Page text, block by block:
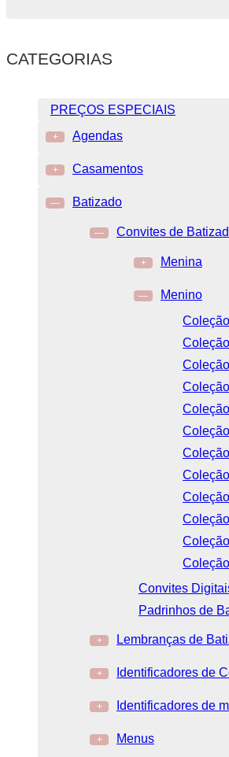
CATEGORIAS
PREÇOS ESPECIAIS
+ Agendas
+ Casamentos
— Batizado
— Convites de
+ Menina
—
Menino
Convites
Padrinhos de
+ Lembranças de
+ Identificadores de
+ Identificadores de
+ Menus